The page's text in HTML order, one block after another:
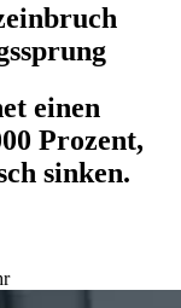
einen
Prozent,
sinken.